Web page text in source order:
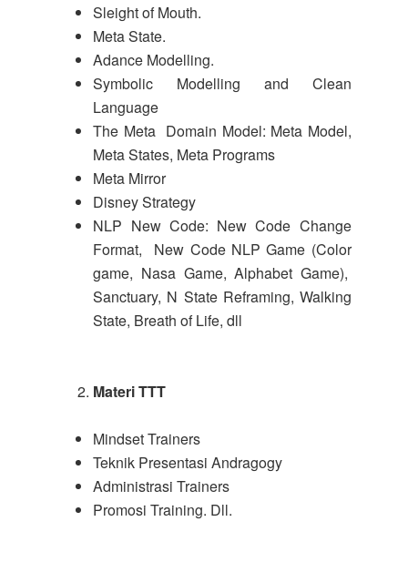
Sleight of Mouth.
Meta State.
Adance Modelling.
Symbolic Modelling and Clean
Language
The Meta Domain Model: Meta Model,
Meta States, Meta Programs
Meta Mirror
Disney Strategy
NLP New Code: New Code Change
Format, New Code NLP Game (Color
game, Nasa Game, Alphabet Game),
Sanctuary, N State Reframing, Walking
State, Breath of Life, dll
MateriTTT
Mindset Trainers
Teknik Presentasi Andragogy
Administrasi Trainers
Promosi Training. Dll.